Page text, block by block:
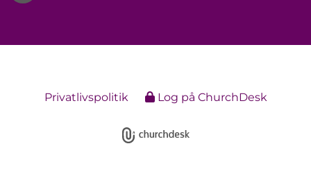
Privatlivspolitik Log på ChurchDesk